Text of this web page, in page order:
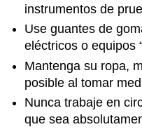
instrumentos de
Use guantes de
eléctricos o equipos
Mantenga su ropa,
posible al tomar
Nunca trabaje en
que sea